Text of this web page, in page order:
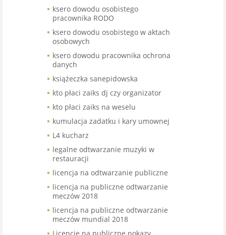
ksero dowodu osobistego
pracownika RODO
ksero dowodu osobistego w aktach
osobowych
ksero dowodu pracownika ochrona
danych
książeczka sanepidowska
kto płaci zaiks dj czy organizator
kto płaci zaiks na weselu
kumulacja zadatku i kary umownej
L4 kucharz
legalne odtwarzanie muzyki w
restauracji
licencja na odtwarzanie publiczne
licencja na publiczne odtwarzanie
meczów 2018
licencja na publiczne odtwarzanie
meczów mundial 2018
Licencje na publiczne pokazy